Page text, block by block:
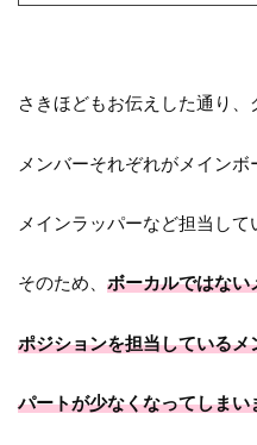
さきほどもお伝えした通り、
メンバーそれぞれがメインボ
メインラッパーなど担当して
そのため、ボーカルではない
ポジションを担当しているメ
パートが少なくなってしまい